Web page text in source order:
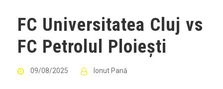
FC Universitatea Cluj vs
FC Petrolul Ploiești
09/08/2025 Ionut Pană